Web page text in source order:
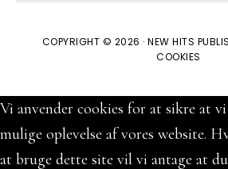
COPYRIGHT © 2026 · NEW HITS
COOKIES
Vi anvender cookies for at sikre at
mulige oplevelse af vores website.
at bruge dette site vil vi antage at